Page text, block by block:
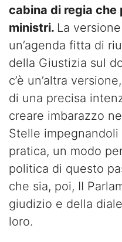
cabina di regia che
ministri. La
un’agenda fitta di
della Giustizia sul
c’è un’altra
di una precisa
creare imbarazzo
Stelle impegnandoli
pratica, un modo
politica di questo
che sia, poi, II
giudizio e della
loro.